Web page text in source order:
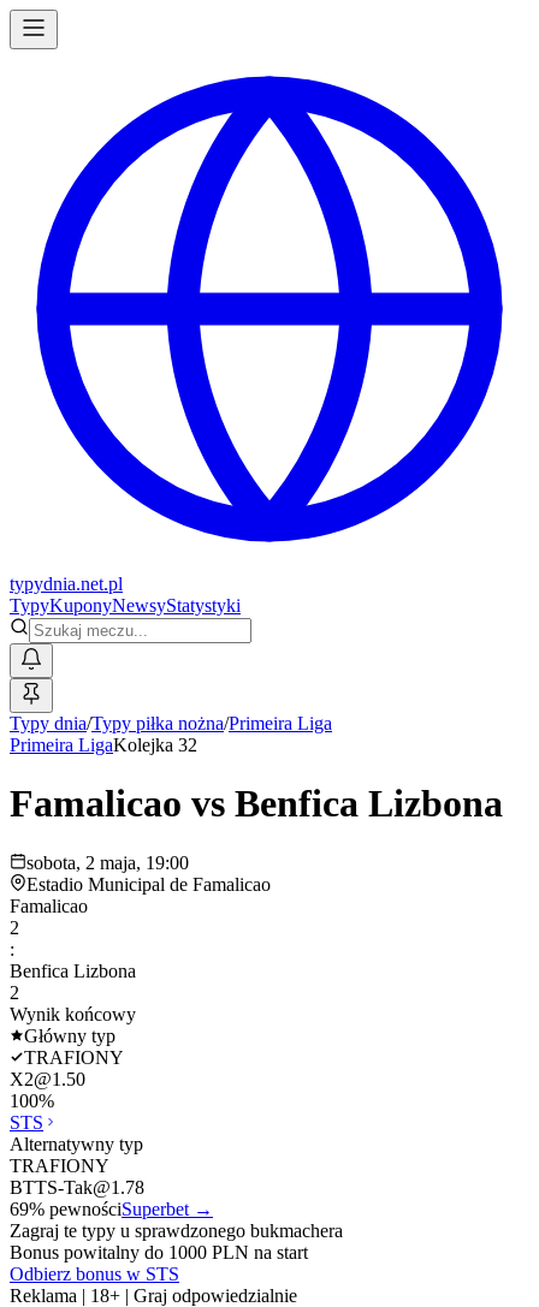
typydnia.net.pl
TypyKuponyNewsyStatystyki
Typy dnia/Typy piłka nożna/Primeira Liga
Primeira LigaKolejka 32
Famalicao vs Benfica Lizbona
sobota, 2 maja, 19:00
Estadio Municipal de Famalicao
Famalicao
2
:
Benfica Lizbona
2
Wynik końcowy
Główny typ
TRAFIONY
X2@1.50
100%
STS
Alternatywny typ
TRAFIONY
BTTS-Tak@1.78
69% pewnościSuperbet →
Zagraj te typy u sprawdzonego bukmachera
Bonus powitalny do 1000 PLN na start
Odbierz bonus w STS
Reklama | 18+ | Graj odpowiedzialnie